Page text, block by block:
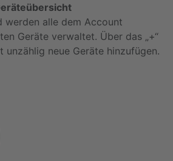
werden alle dem Account
Geräte verwaltet. Über das „+“
unzählig neue Geräte hinzufügen.